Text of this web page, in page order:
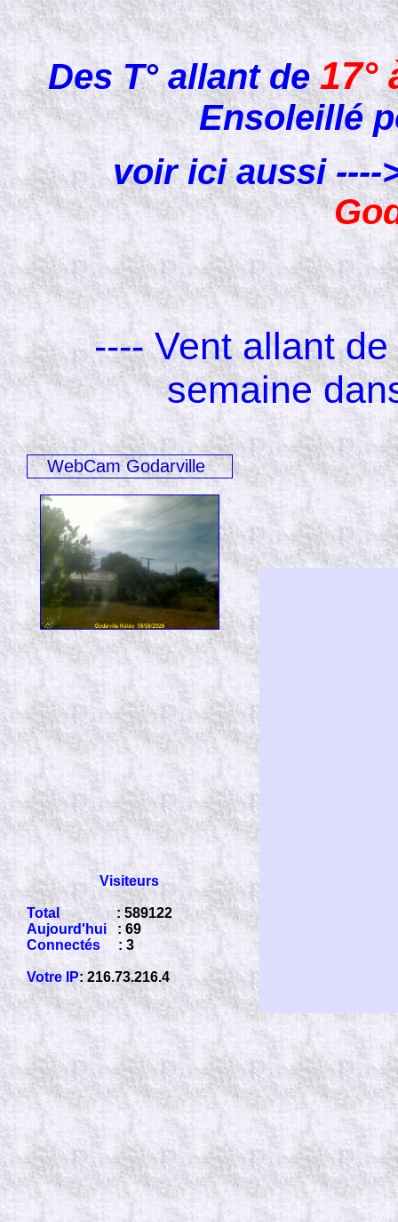
Des T° allant de17°
Ensoleillé
voir ici aussi
---- Vent allant de
semaine
WebCam Godarville
Visiteurs
Total : 589122
Aujourd'hui : 69
Connectés : 3
Votre IP: 216.73.216.4